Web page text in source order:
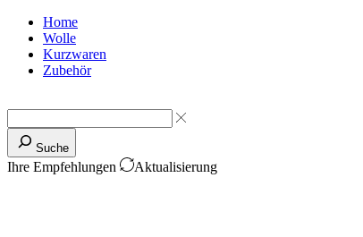
Home
Wolle
Kurzwaren
Zubehör
Suche
Ihre Empfehlungen Aktualisierung